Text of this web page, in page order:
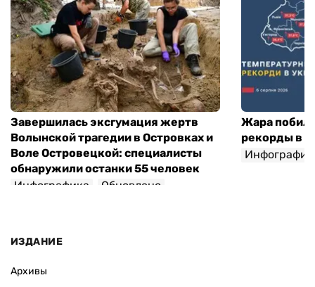
Завершилась эксгумация жертв
Волынской трагедии в Островках и
Воле Островецкой: специалисты
обнаружили останки 55 человек
Инфографика
Обновлено
Жара
рекорды в
ИЗДАНИЕ
Архивы